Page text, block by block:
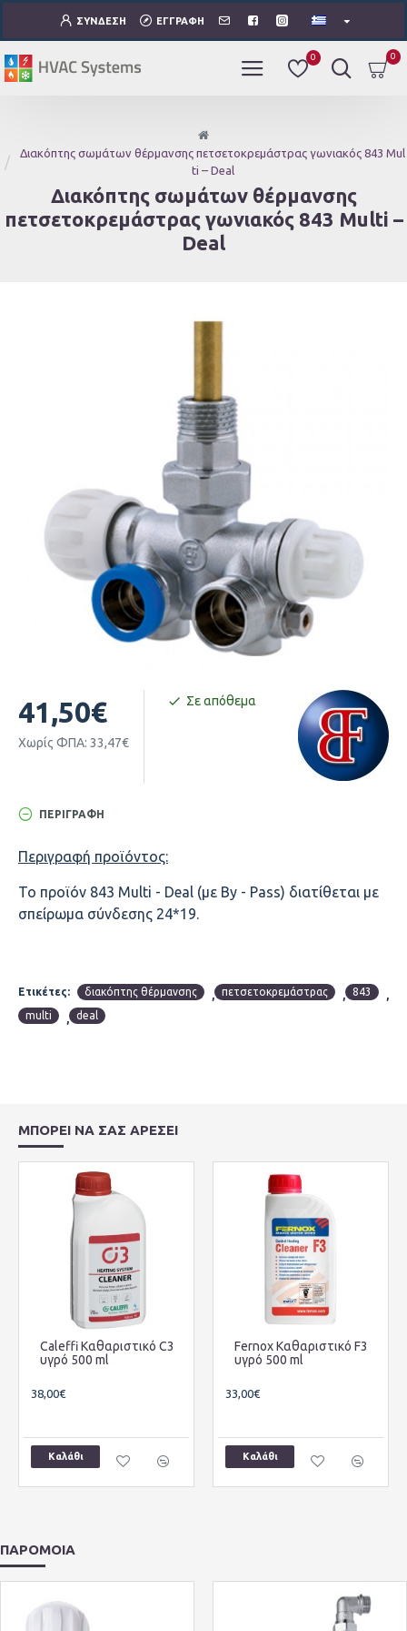
ΣΎΝΔΕΣΗ ΕΓΓΡΑΦΉ
0 0
Διακόπτης σωμάτων θέρμανσης πετσετοκρεμάστρας γωνιακός 843 Mul
ti – Deal
Διακόπτης σωμάτων θέρμανσης
πετσετοκρεμάστρας γωνιακός 843 Multi –
Deal
41,50€
Χωρίς ΦΠΑ: 33,47€
Σε απόθεμα
ΠΕΡΙΓΡΑΦΉ
Περιγραφή προϊόντος:
Το προϊόν 843 Multi - Deal (με By - Pass) διατίθεται με
σπείρωμα σύνδεσης 24*19.
Ετικέτες: διακόπτης θέρμανσης , πετσετοκρεμάστρας , 843
,
multi
, deal
ΜΠΟΡΕΙ ΝΑ ΣΑΣ ΑΡΕΣΕΙ
Caleffi Καθαριστικό C3
υγρό 500 ml
38,00€
Καλάθι
Fernox Καθαριστικό F3
υγρό 500 ml
33,00€
Καλάθι
ΠΑΡΟΜΟΙΑ